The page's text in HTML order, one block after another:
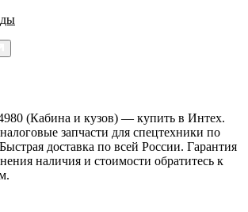
(Кабина и кузов) — купить в Интех.
запчасти для спецтехники по
доставка по всей России. Гарантия
наличия и стоимости обратитесь к